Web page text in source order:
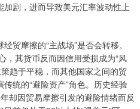
剧，进而导致美元汇率波动性上
摩擦的“主战场”是否会转移。
，其货币反而因信用受损成为“风
趋于平稳，而其他国家之间的贸
统的“避险资产”角色。历史经验
却因贸易摩擦引发的避险情绪而反